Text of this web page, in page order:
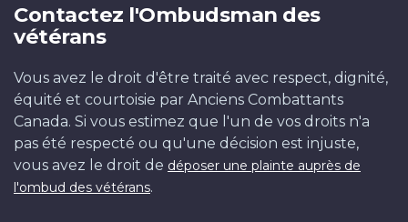
Contactez l'Ombudsman des
vétérans
Vous avez le droit d'être traité avec respect, dignité,
équité et courtoisie par Anciens Combattants
Canada. Si vous estimez que l'un de vos droits n'a
pas été respecté ou qu'une décision est injuste,
vous avez le droit de déposer une plainte auprès de
l'ombud des vétérans.